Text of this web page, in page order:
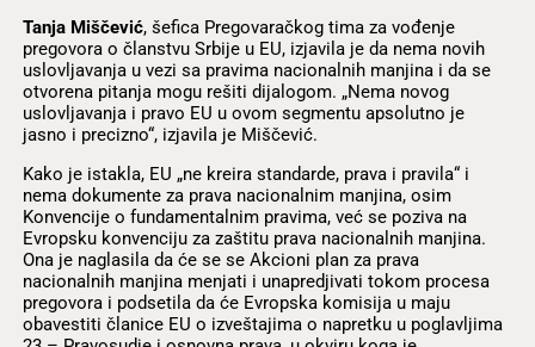
Tanja Miščević, šefica Pregovaračkog tima za vođenje
pregovora o članstvu Srbije u EU, izjavila je da nema novih
uslovljavanja u vezi sa pravima nacionalnih manjina i da se
otvorena pitanja mogu rešiti dijalogom. „Nema novog
uslovljavanja i pravo EU u ovom segmentu apsolutno je
jasno i precizno“, izjavila je Miščević.
Kako je istakla, EU „ne kreira standarde, prava i pravila“ i
nema dokumente za prava nacionalnim manjina, osim
Konvencije o fundamentalnim pravima, već se poziva na
Evropsku konvenciju za zaštitu prava nacionalnih manjina.
Ona je naglasila da će se se Akcioni plan za prava
nacionalnih manjina menjati i unapredjivati tokom procesa
pregovora i podsetila da će Evropska komisija u maju
obavestiti članice EU o izveštajima o napretku u poglavljima